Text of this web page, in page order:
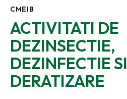
CMEIB
ACTIVITATI DE
DEZINSECTIE,
DEZINFECTIE SI
DERATIZARE